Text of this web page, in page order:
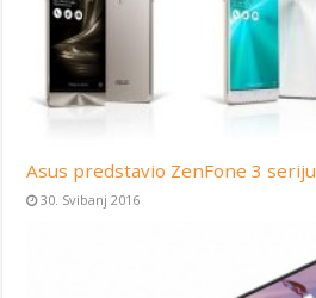
Asus predstavio ZenFone 3 seriju
30. Svibanj 2016